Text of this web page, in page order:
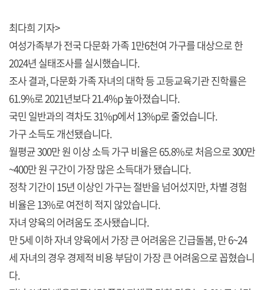
최다희 기자>
여성가족부가 전국 다문화 가족 1만6천여 가구를 대상으로 한
2024년 실태조사를 실시했습니다.
조사 결과, 다문화 가족 자녀의 대학 등 고등교육기관 진학률은
61.9%로 2021년보다 21.4%p 높아졌습니다.
국민 일반과의 격차도 31%p에서 13%p로 줄었습니다.
가구 소득도 개선됐습니다.
월평균 300만 원 이상 소득 가구 비율은 65.8%로 처음으로 300만
~400만 원 구간이 가장 많은 소득대가 됐습니다.
정착 기간이 15년 이상인 가구는 절반을 넘어섰지만, 차별 경험
비율은 13%로 여전히 적지 않았습니다.
자녀 양육의 어려움도 조사됐습니다.
만 5세 이하 자녀 양육에서 가장 큰 어려움은 긴급돌봄, 만 6~24
세 자녀의 경우 경제적 비용 부담이 가장 큰 어려움으로 꼽혔습니
다.